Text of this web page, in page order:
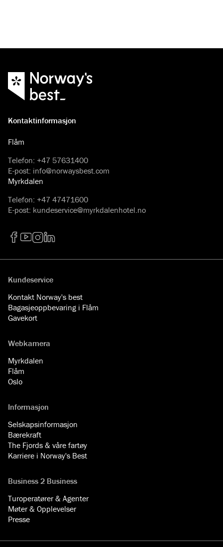
Kontaktinformasjon
Flåm
Telefon: +47 57631400
E-post: info@norwaysbest.com
Myrkdalen
Telefon: +47 47471600
E-post: kundeservice@myrkdalenhotel.no
Kundeservice
Kontakt Norway's best
Bagasjeoppbevaring i Flåm
Gavekort
Webkamera
Myrkdalen
Flåm
Oslo
Informasjon
Selskapsinformasjon
Bærekraft
The Fjords & våre fartøy
Karriere i Norway's Best
Business 2 Business
Turoperatører & Agenter
Møter & Opplevelser
Presse